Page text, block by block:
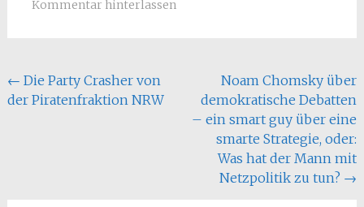
Kommentar hinterlassen
Beitragsnavigation
← Die Party Crasher von
der Piratenfraktion NRW
Noam Chomsky über
demokratische Debatten
– ein smart guy über eine
smarte Strategie, oder:
Was hat der Mann mit
Netzpolitik zu tun? →